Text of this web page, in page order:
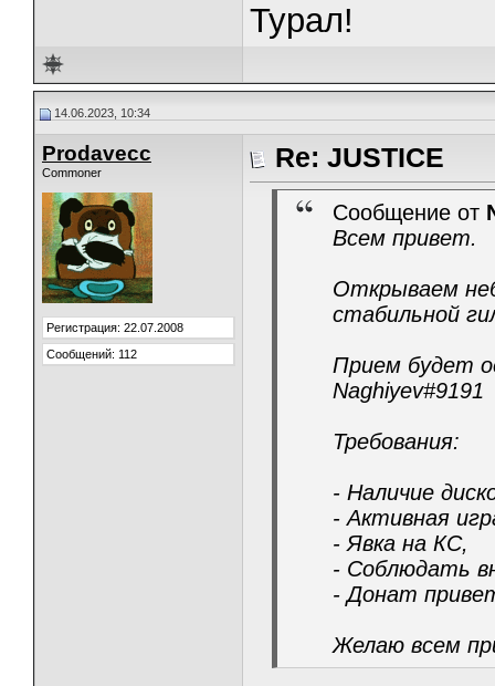
Турал!
14.06.2023, 10:34
Prodavecc
Commoner
Регистрация: 22.07.2008
Сообщений: 112
Re: JUSTICE
Сообщение от
Всем привет.
Открываем
стабильной
Прием будет
Naghiyev#9191
Требования:
- Наличие
- Активная
- Явка на КС,
- Соблюдать
- Донат
Желаю всем